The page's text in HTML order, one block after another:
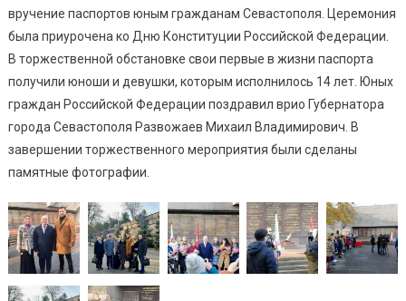
вручение паспортов юным гражданам Севастополя. Церемония
была приурочена ко Дню Конституции Российской Федерации.
В торжественной обстановке свои первые в жизни паспорта
получили юноши и девушки, которым исполнилось 14 лет. Юных
граждан Российской Федерации поздравил врио Губернатора
города Севастополя Развожаев Михаил Владимирович. В
завершении торжественного мероприятия были сделаны
памятные фотографии.